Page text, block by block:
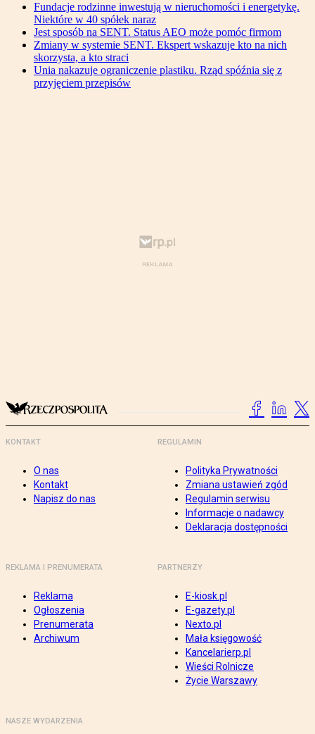
Fundacje rodzinne inwestują w nieruchomości i energetykę.
Niektóre w 40 spółek naraz
Jest sposób na SENT. Status AEO może pomóc firmom
Zmiany w systemie SENT. Ekspert wskazuje kto na nich
skorzysta, a kto straci
Unia nakazuje ograniczenie plastiku. Rząd spóźnia się z
przyjęciem przepisów
KONTAKT
O nas
Kontakt
Napisz do nas
REGULAMIN
Polityka Prywatności
Zmiana ustawień zgód
Regulamin serwisu
Informacje o nadawcy
Deklaracja dostępności
REKLAMA I PRENUMERATA
Reklama
Ogłoszenia
Prenumerata
Archiwum
PARTNERZY
E-kiosk.pl
E-gazety.pl
Nexto.pl
Mała księgowość
Kancelarierp.pl
Wieści Rolnicze
Życie Warszawy
NASZE WYDARZENIA